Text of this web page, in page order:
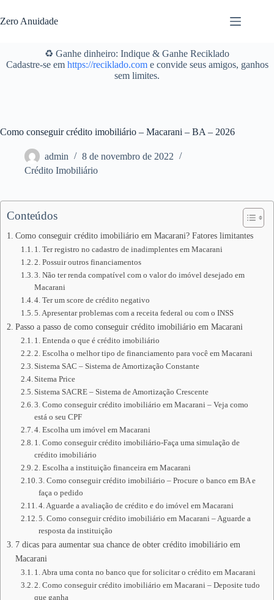
para
o
Zero Anuidade
♻️ Ganhe dinheiro: Indique & Ganhe Reciklado
Cadastre-se em https://reciklado.come convide seus amigos, ganhos
sem limites.
Como conseguir crédito imobiliário – Macarani – BA – 2026
admin
8 de novembro de 2022
Crédito Imobiliário
Conteúdos
Como conseguir crédito imobiliário em Macarani? Fatores limitantes
1. Ter registro no cadastro de inadimplentes em Macarani
2. Possuir outros financiamentos
3. Não ter renda compatível com o valor do imóvel desejado em
Macarani
4. Ter um score de crédito negativo
5. Apresentar problemas com a receita federal ou com o INSS
Passo a passo de como conseguir crédito imobiliário em Macarani
1. Entenda o que é crédito imobiliário
2. Escolha o melhor tipo de financiamento para você em Macarani
Sistema SAC – Sistema de Amortização Constante
Sitema Price
Sistema SACRE – Sistema de Amortização Crescente
3. Como conseguir crédito imobiliário em Macarani – Veja como
está o seu CPF
4. Escolha um imóvel em Macarani
1. Como conseguir crédito imobiliário-Faça uma simulação de
crédito imobiliário
2. Escolha a instituição financeira em Macarani
3. Como conseguir crédito imobiliário – Procure o banco em BA e
faça o pedido
4. Aguarde a avaliação de crédito e do imóvel em Macarani
5. Como conseguir crédito imobiliário em Macarani – Aguarde a
resposta da instituição
7 dicas para aumentar sua chance de obter crédito imobiliário em
Macarani
1. Abra uma conta no banco que for solicitar o crédito em Macarani
2. Como conseguir crédito imobiliário em Macarani – Deposite tudo
que ganha